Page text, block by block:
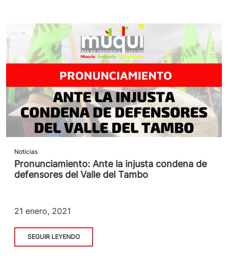
Noticias
Pronunciamiento: Ante la injusta condena de
defensores del Valle del Tambo
21 enero, 2021
SEGUIR LEYENDO